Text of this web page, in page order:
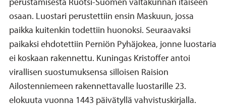
osaan. Luostari perustettiin ensin Maskuun, jossa
paikka kuitenkin todettiin huonoksi. Seuraavaksi
paikaksi ehdotettiin Perniön Pyhäjokea, jonne luostaria
ei koskaan rakennettu. Kuningas Kristoffer antoi
virallisen suostumuksensa silloisen Raision
Ailostenniemeen rakennettavalle luostarille 23.
elokuuta vuonna 1443 päivätyllä vahvistuskirjalla.